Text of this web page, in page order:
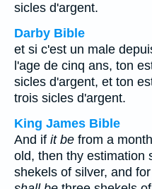
sicles d'argent.
Darby Bible
et si c'est un male
l'age de cinq ans, ton
sicles d'argent, et ton
trois sicles d'argent.
King James Bible
And if it be from a
old, then thy estimation
shekels of silver, and